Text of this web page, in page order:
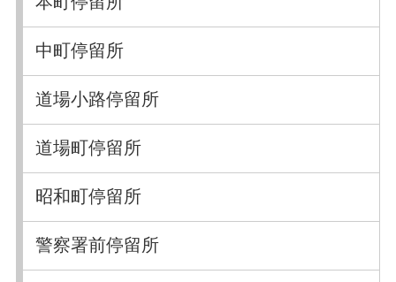
中町停留所
道場小路停留所
道場町停留所
昭和町停留所
警察署前停留所